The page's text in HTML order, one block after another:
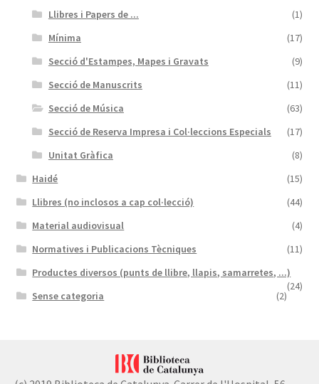
Llibres i Papers de ...
(1)
Mínima
(17)
Secció d'Estampes, Mapes i Gravats
(9)
Secció de Manuscrits
(11)
Secció de Música
(63)
Secció de Reserva Impresa i Col·leccions Especials
(17)
Unitat Gràfica
(8)
Haidé
(15)
Llibres (no inclosos a cap col·lecció)
(44)
Material audiovisual
(4)
Normatives i Publicacions Tècniques
(11)
Productes diversos (punts de llibre, llapis, samarretes, ...)
(24)
Sense categoria (2)